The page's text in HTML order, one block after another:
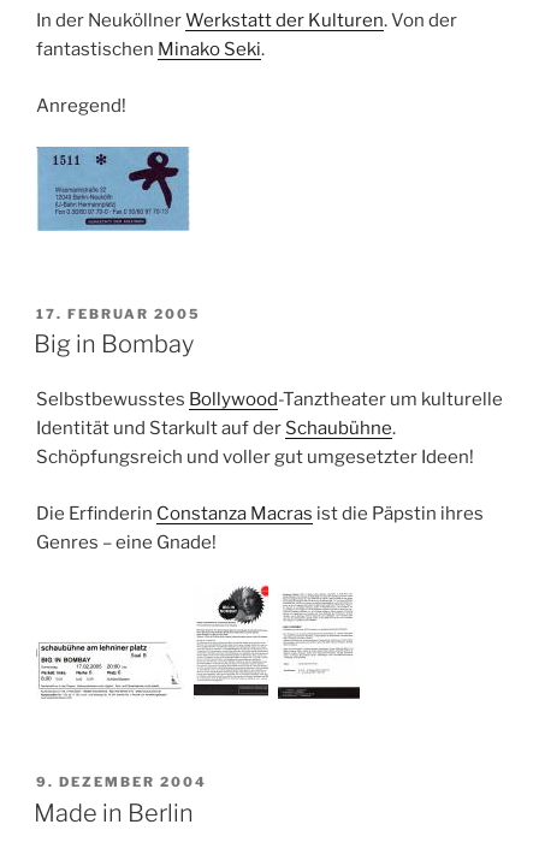
In der NeuköllnerWerkstatt der Kulturen. Von der
fantastischen Minako Seki.
Anregend!
VERÖFFENTLICHT
AM
17. FEBRUAR 2005
Big in Bombay
Selbstbewusstes Bollywood-Tanztheater um kulturelle
Identität und Starkult auf der Schaubühne.
Schöpfungsreich und voller gut umgesetzter Ideen!
Die Erfinderin Constanza Macras ist die Päpstin ihres
Genres – eine Gnade!
VERÖFFENTLICHT
AM
9. DEZEMBER 2004
Made in Berlin